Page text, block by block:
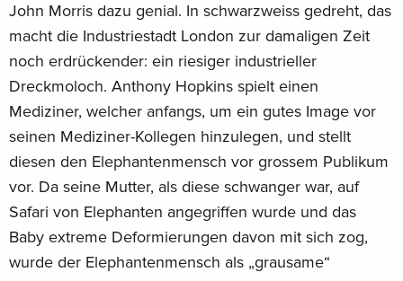
John Morris dazu genial. In schwarzweiss gedreht, das
macht die Industriestadt London zur damaligen Zeit
noch erdrückender: ein riesiger industrieller
Dreckmoloch. Anthony Hopkins spielt einen
Mediziner, welcher anfangs, um ein gutes Image vor
seinen Mediziner-Kollegen hinzulegen, und stellt
diesen den Elephantenmensch vor grossem Publikum
vor. Da seine Mutter, als diese schwanger war, auf
Safari von Elephanten angegriffen wurde und das
Baby extreme Deformierungen davon mit sich zog,
wurde der Elephantenmensch als „grausame“